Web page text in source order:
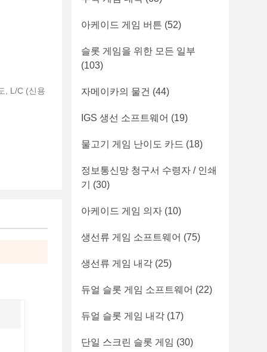
, L/C (신용
아케이드 게임 버튼 (52)
슬롯 게임을 위한 모든 일부
(103)
자메이카의 물건 (44)
IGS 생선 소프트웨어 (19)
물고기 게임 난이도 카드 (18)
정보통신망 청구서 수령자 / 인쇄
기
(30)
아케이드 게임 의자 (10)
생선류 게임 소프트웨어 (75)
생선류 게임 내각 (25)
듀얼 슬롯 게임 소프트웨어 (22)
듀얼 슬롯 게임 내각 (17)
단일 스크린 슬롯 게임 (30)